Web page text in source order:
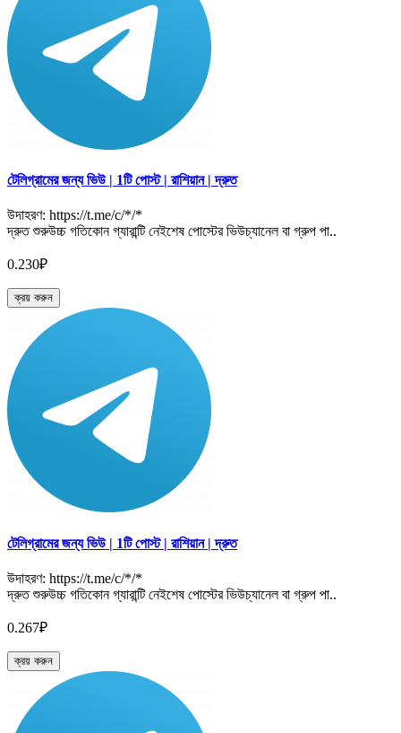
টেলিগ্রামের জন্য ভিউ | 1টি পোস্ট | রাশিয়ান | দ্রুত
উদাহরণ: https://t.me/c/*/*
দ্রুত শুরুউচ্চ গতিকোন গ্যারান্টি নেইশেষ পোস্টের ভিউচ্যানেল বা গ্রুপ পা..
0.230₽
ক্রয় করুন
টেলিগ্রামের জন্য ভিউ | 1টি পোস্ট | রাশিয়ান | দ্রুত
উদাহরণ: https://t.me/c/*/*
দ্রুত শুরুউচ্চ গতিকোন গ্যারান্টি নেইশেষ পোস্টের ভিউচ্যানেল বা গ্রুপ পা..
0.267₽
ক্রয় করুন